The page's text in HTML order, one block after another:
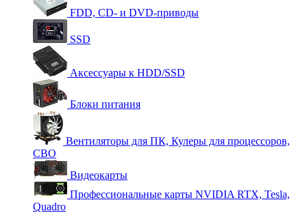
FDD, CD- и DVD-приводы
SSD
Аксессуары к HDD/SSD
Блоки питания
Вентиляторы для ПК, Кулеры для процессоров,
СВО
Видеокарты
Профессиональные карты NVIDIA RTX, Tesla,
Quadro